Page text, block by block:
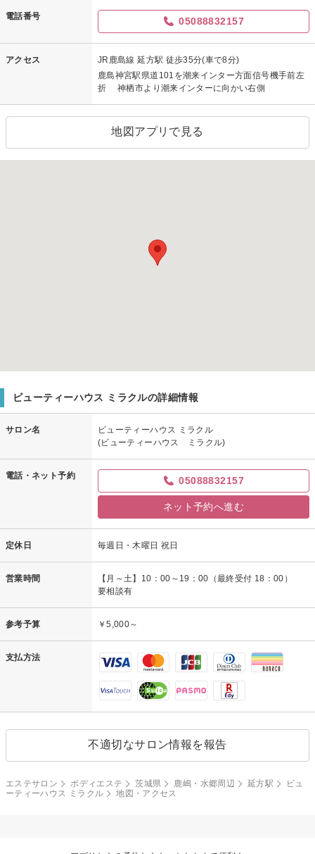
電話番号 05088832157
アクセス
JR鹿島線 延方駅 徒歩35分(車で8分)
鹿島神宮駅県道101を潮来インター方面信号機手前左
折 神栖市より潮来インターに向かい右側
地図アプリで見る
ビューティーハウス ミラクルの詳細情報
サロン名
ビューティーハウス ミラクル
(ビューティーハウス ミラクル)
電話・ネット予約 05088832157
ネット予約へ進む
定休日 毎週日・木曜日 祝日
営業時間
【月～土】10：00～19：00（最終受付 18：00）
要相談有
参考予算 ￥5,000～
支払方法
不適切なサロン情報を報告
エステサロン ボディエステ 茨城県 鹿嶋・水郷周辺 延方駅
ビュ
ーティーハウス ミラクル
地図・アクセス